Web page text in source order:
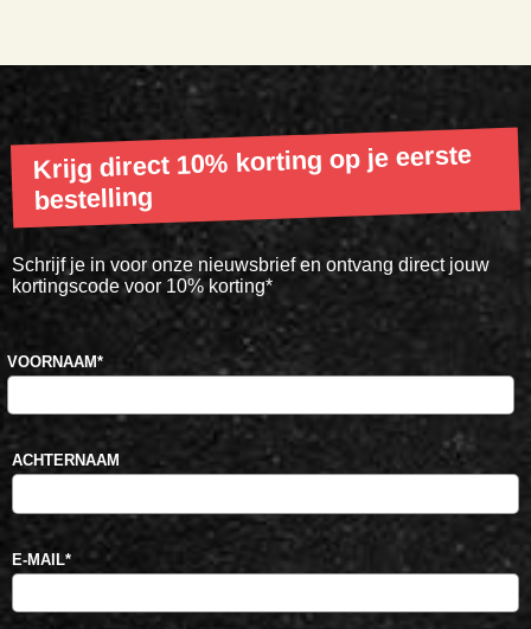
Krijg direct 10% korting op je eerste
bestelling
Schrijf je in voor onze nieuwsbrief en ontvang direct jouw
kortingscode voor 10% korting*
VOORNAAM*
ACHTERNAAM
E-MAIL*